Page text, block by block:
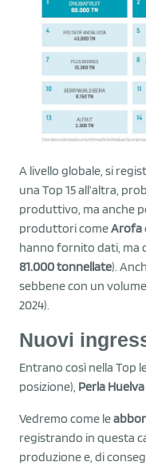
A livello globale, si
una Top 15 all’altra,
produttivo, ma anche
produttori comeArofa
hanno fornito dati, ma
81.000 tonnellate).
sebbene con un
2024).
Nuovi
Entrano così nella Top
posizione), Perla Huelva
Vedremo come le
registrando in questa
produzione e, di